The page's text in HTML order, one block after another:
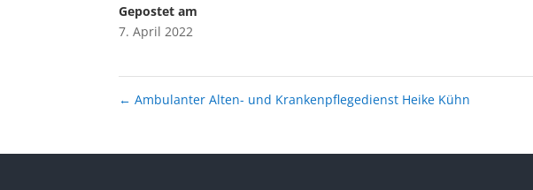
Gepostet am
7. April 2022
← Ambulanter Alten- und Krankenpflegedienst Heike Kühn